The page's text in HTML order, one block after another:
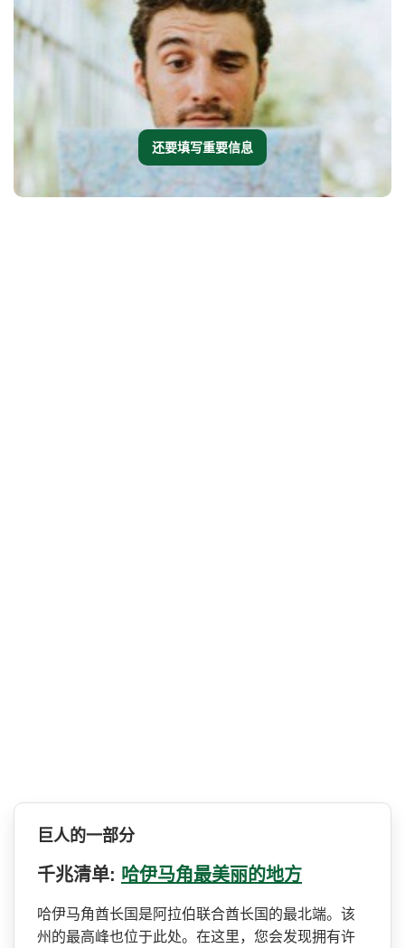
还要填写重要信息
巨人的一部分
千兆清单: 哈伊马角最美丽的地方
哈伊马角酋长国是阿拉伯联合­酋长国的最北端。该
州的最高峰也位于此处。在这里，­您会发现拥有许